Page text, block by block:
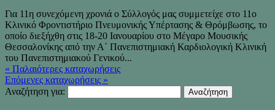
Για 11η συνεχόμενη χρονιά ο Σύλλογός μας συμμετείχε στο 11ο
Κλινικό Φροντιστήριο Πνευμονικής Υπέρτασης & Θρόμβωσης, το
οποίο διεξήχθη στις 18-20 Ιανουαρίου στο Μέγαρο Μουσικής
Θεσσαλονίκης από την Α΄ Πανεπιστημιακή Καρδιολογική Κλινική
του Πανεπιστημιακού Γενικού...
« Παλαιότερες καταχωρήσεις
Επόμενες καταχωρήσεις »
Αναζήτηση για: